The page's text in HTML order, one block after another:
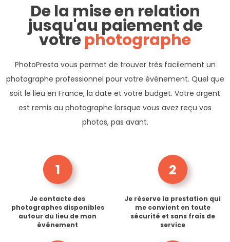
De la mise en relation
jusqu'au paiement de
votrephotographe
PhotoPresta vous permet de trouver très facilement un
photographe professionnel pour votre événement. Quel que
soit le lieu en France, la date et votre budget. Votre argent
est remis au photographe lorsque vous avez reçu vos
photos, pas avant.
1
Je contacte des
photographes disponibles
autour du lieu de mon
événement
2
Je réserve la prestation qui
me convient en toute
sécurité et sans frais de
service